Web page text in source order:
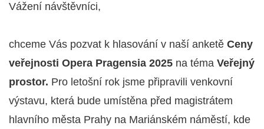
Vážení návštěvníci,
chceme Vás pozvat k hlasování v naší anketě Ceny
veřejnosti Opera Pragensia 2025 na téma Veřejný
prostor. Pro letošní rok jsme připravili venkovní
výstavu, která bude umístěna před magistrátem
hlavního města Prahy na Mariánském náměstí, kde